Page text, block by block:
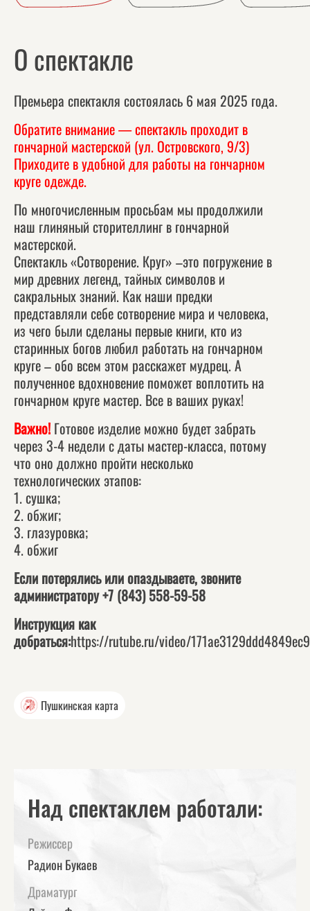
О спектакле
Премьера спектакля состоялась 6 мая 2025 года.
Обратите внимание — спектакль проходит в
гончарной мастерской (ул. Островского, 9/3)
Приходите в удобной для работы на гончарном
круге одежде.
По многочисленным просьбам мы продолжили
наш глиняный сторителлинг в гончарной
мастерской.
Спектакль «Сотворение. Круг» –это погружение в
мир древних легенд, тайных символов и
сакральных знаний. Как наши предки
представляли себе сотворение мира и человека,
из чего были сделаны первые книги, кто из
старинных богов любил работать на гончарном
круге – обо всем этом расскажет мудрец. А
полученное вдохновение поможет воплотить на
гончарном круге мастер. Все в ваших руках!
Важно! Готовое изделие можно будет забрать
через 3-4 недели с даты мастер-класса, потому
что оно должно пройти несколько
технологических этапов:
1. сушка;
2. обжиг;
3. глазуровка;
4. обжиг
Если потерялись или опаздываете, звоните
администратору+7 (843) 558-59-58
Инструкция как
добраться:https://rutube.ru/video/
Пушкинская карта
Над спектаклем работали:
Режиссер
Радион Букаев
Драматург